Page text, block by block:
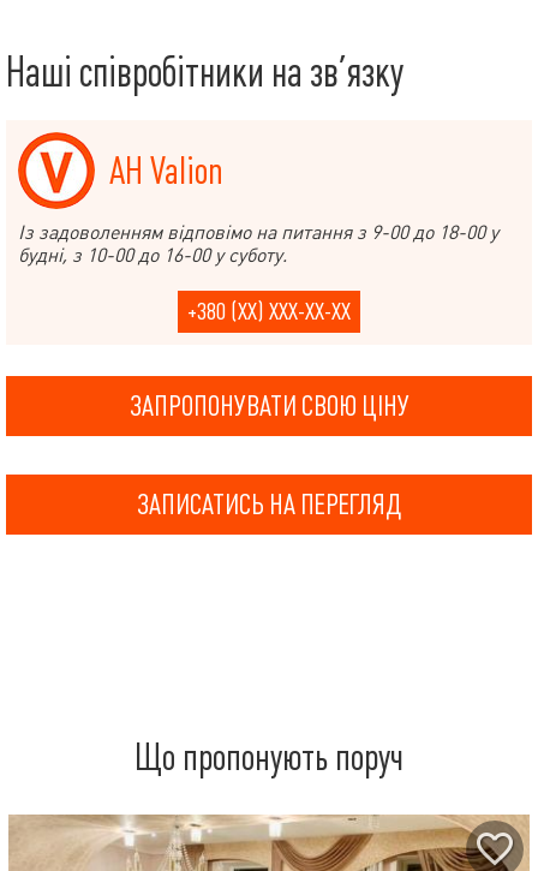
Наші співробітники на зв’язку
АН Valion
Із задоволенням відповімо на питання з 9-00 до 18-00 у
будні, з 10-00 до 16-00 у суботу.
+380 (XX) XXX-XX-XX
ЗАПРОПОНУВАТИ СВОЮ ЦІНУ
ЗАПИСАТИСЬ НА ПЕРЕГЛЯД
Що пропонують поруч